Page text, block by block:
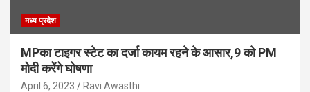
मध्य प्रदेश
MPका टाइगर स्टेट का दर्जा कायम रहने के आसार,9 को PM
मोदी करेंगे घोषणा
April 6, 2023 Ravi Awasthi